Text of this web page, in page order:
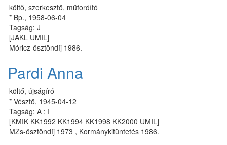
költő, szerkesztő, műfordító
* Bp., 1958-06-04
Tagság: J
[JAKL UMIL]
Móricz-ösztöndíj 1986.
Pardi Anna
költő, újságíró
* Vésztő, 1945-04-12
Tagság: A ; I
[KMIK KK1992 KK1994 KK1998 KK2000 UMIL]
MZs-ösztöndíj 1973 , Kormánykitüntetés 1986.